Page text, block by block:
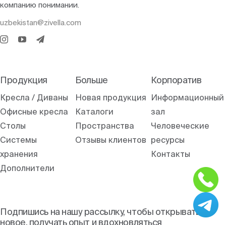
компанию понимании.
uzbekistan@zivella.com
Продукция
Кресла / Диваны
Офисные кресла
Столы
Системы
хранения
Дополнители
Больше
Новая продукция
Каталоги
Пространства
Отзывы клиентов
Корпоратив
Информационный
зал
Человеческие
ресурсы
Контакты
Подпишись на нашу рассылку, чтобы открывать
новое, получать опыт и вдохновляться